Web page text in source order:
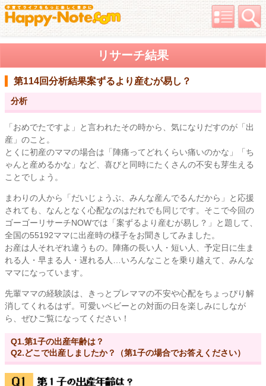
リサーチ結果
第114回分析結果案ずるより産むが易し？
分析
「おめでたですよ」と言われたその時から、気になりだすのが「出
産」のこと。
とくに初産のママの場合は「陣痛ってどれくらい痛いのかな」「ち
ゃんと産めるかな」など、喜びと同時にたくさんの不安も芽生える
ことでしょう。
まわりの人から「だいじょうぶ、みんな産んでるんだから」と応援
されても、なんとなく心配なのはだれでも同じです。そこで今回の
ゴーゴーリサーチNOWでは「案ずるより産むが易し？」と題して、
全国の55192ママに出産時の様子をお聞きしてみました。
お産は人それぞれ違うもの。陣痛の長い人・短い人、予定日に生ま
れる人・早まる人・遅れる人…いろんなことを乗り越えて、みんな
ママになっています。
先輩ママの経験談は、きっとプレママの不安や心配をちょっぴり解
消してくれるはず。可愛いベビーとの対面の日を楽しみにしなが
ら、ぜひご覧になってください！
Q1.第1子の出産年齢は？
Q2.どこで出産しましたか？（第1子の場合でお答えください）